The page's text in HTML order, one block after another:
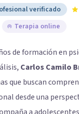
verificado
Terapia online
de formación en
Carlos Camilo
que buscan
desde una